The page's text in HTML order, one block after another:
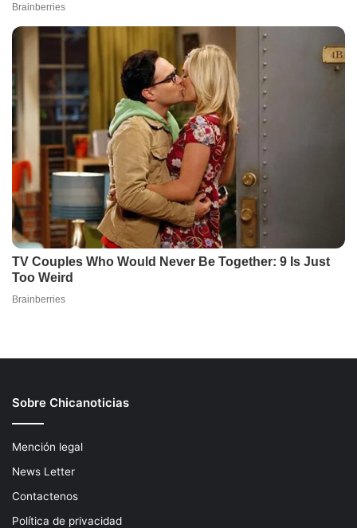
Sobre Chicanoticias
Mención legal
News Letter
Contactenos
Política de privacidad